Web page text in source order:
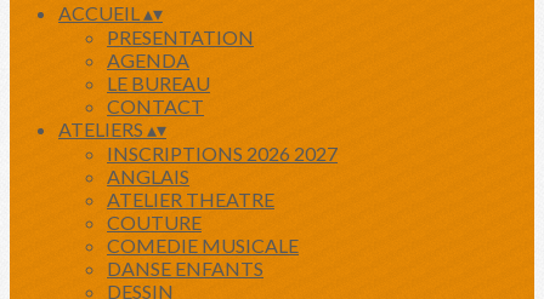
ACCUEIL▴▾
PRESENTATION
AGENDA
LE BUREAU
CONTACT
ATELIERS ▴▾
INSCRIPTIONS 2026 2027
ANGLAIS
ATELIER THEATRE
COUTURE
COMEDIE MUSICALE
DANSE ENFANTS
DESSIN